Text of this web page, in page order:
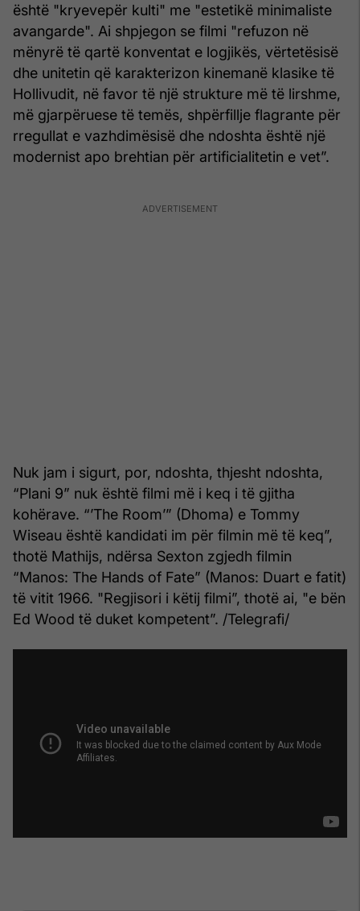
është "kryevepër kulti" me "estetikë minimaliste
avangarde". Ai shpjegon se filmi "refuzon në
mënyrë të qartë konventat e logjikës, vërtetësisë
dhe unitetin që karakterizon kinemanë klasike të
Hollivudit, në favor të një strukture më të lirshme,
më gjarpëruese të temës, shpërfillje flagrante për
rregullat e vazhdimësisë dhe ndoshta është një
modernist apo brehtian për artificialitetin e vet”.
Nuk jam i sigurt, por, ndoshta, thjesht ndoshta,
“Plani 9” nuk është filmi më i keq i të gjitha
kohërave. “’The Room’” (Dhoma) e Tommy
Wiseau është kandidati im për filmin më të keq”,
thotë Mathijs, ndërsa Sexton zgjedh filmin
“Manos: The Hands of Fate” (Manos: Duart e fatit)
të vitit 1966. "Regjisori i këtij filmi”, thotë ai, "e bën
Ed Wood të duket kompetent”. /Telegrafi/